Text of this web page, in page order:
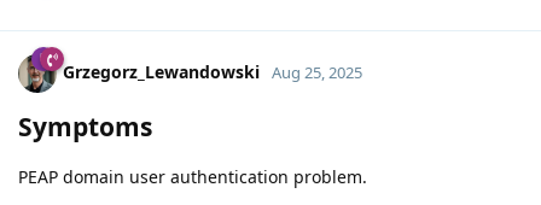
Grzegorz_Lewandowski Aug 25, 2025
Symptoms
PEAP domain user authentication problem.